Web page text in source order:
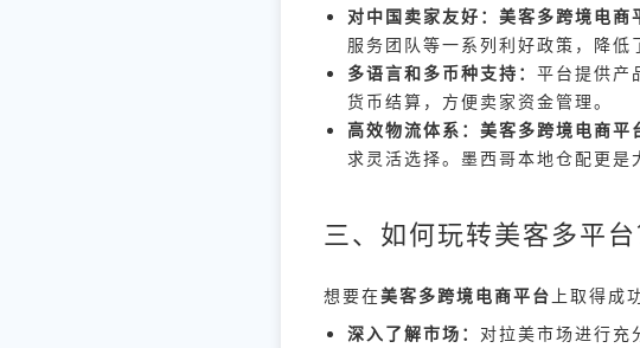
对中国卖家友好： 美客多跨境电商
服务团队等一系列利好政策，降低
多语言和多币种支持： 平台提供产
货币结算，方便卖家资金管理。
高效物流体系： 美客多跨境电商平
求灵活选择。墨西哥本地仓配更是
三、如何玩转美客多平台
想要在美客多跨境电商平台 上取得成
深入了解市场： 对拉美市场进行充